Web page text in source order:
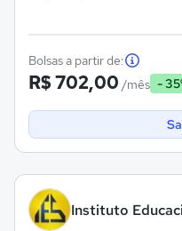
Bolsas a partir de:
R$ 702,00 /mês -
Instituto